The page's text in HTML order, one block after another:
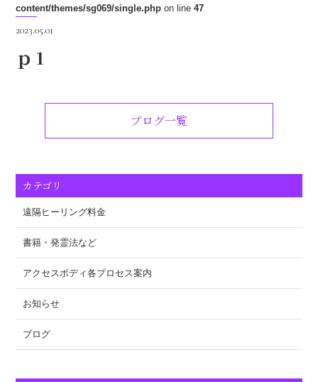
content/themes/sg069/single.php on line47
2023.05.01
ｐ1
ブログ一覧
カテゴリ
遠隔ヒーリング料金
書籍・発霊法など
アクセスボディ各プロセス案内
お知らせ
ブログ